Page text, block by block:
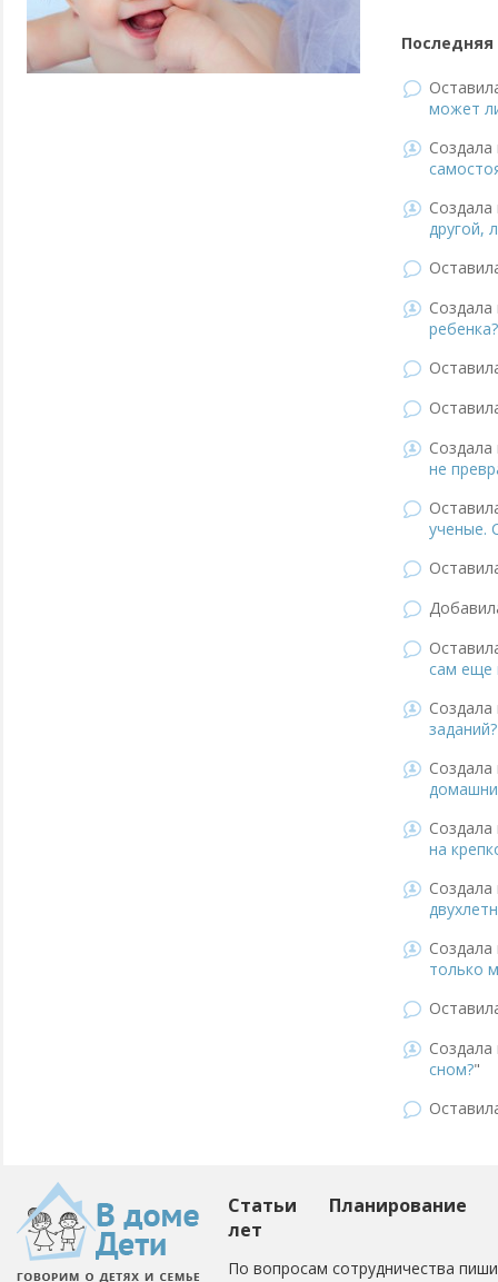
Последняя
может
другой,
ребенка?
не
ученые.
сам еще
заданий?
на
только
сном?"
Статьи
Планирование
лет
По вопросам сотрудничества